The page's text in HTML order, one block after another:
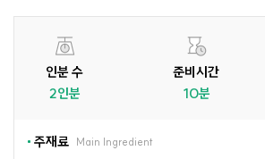
인분 수
2인분
준비시간
10분
주재료 Main Ingredient